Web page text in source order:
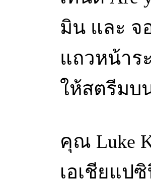
มิน และ จ
แถวหน้าร
ให้สตรีมบ
คุณ Luke
เอเชียแป